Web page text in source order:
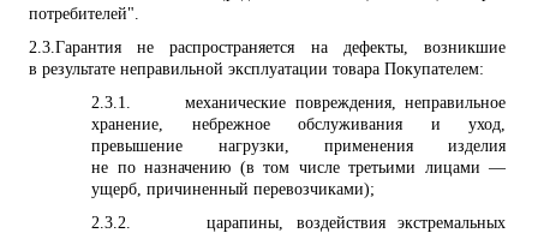
потребителей".
2.3. Гарантия не распространяется на дефекты, возникшие
в результате неправильной эксплуатации товара Покупателем:
2.3.1.
механические повреждения, неправильное
хранение, небрежное обслуживания и уход,
превышение нагрузки, применения изделия
не по назначению (в том числе третьими лицами —
ущерб, причиненный перевозчиками);
2.3.2.
царапины, воздействия экстремальных